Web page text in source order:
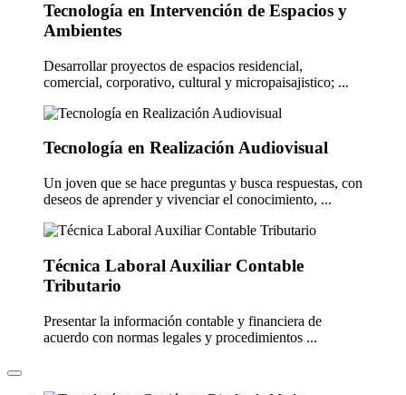
Tecnología en Intervención de Espacios y
Ambientes
Desarrollar proyectos de espacios residencial,
comercial, corporativo, cultural y micropaisajistico; ...
Tecnología en Realización Audiovisual
Un joven que se hace preguntas y busca respuestas, con
deseos de aprender y vivenciar el conocimiento, ...
Técnica Laboral Auxiliar Contable
Tributario
Presentar la información contable y financiera de
acuerdo con normas legales y procedimientos ...